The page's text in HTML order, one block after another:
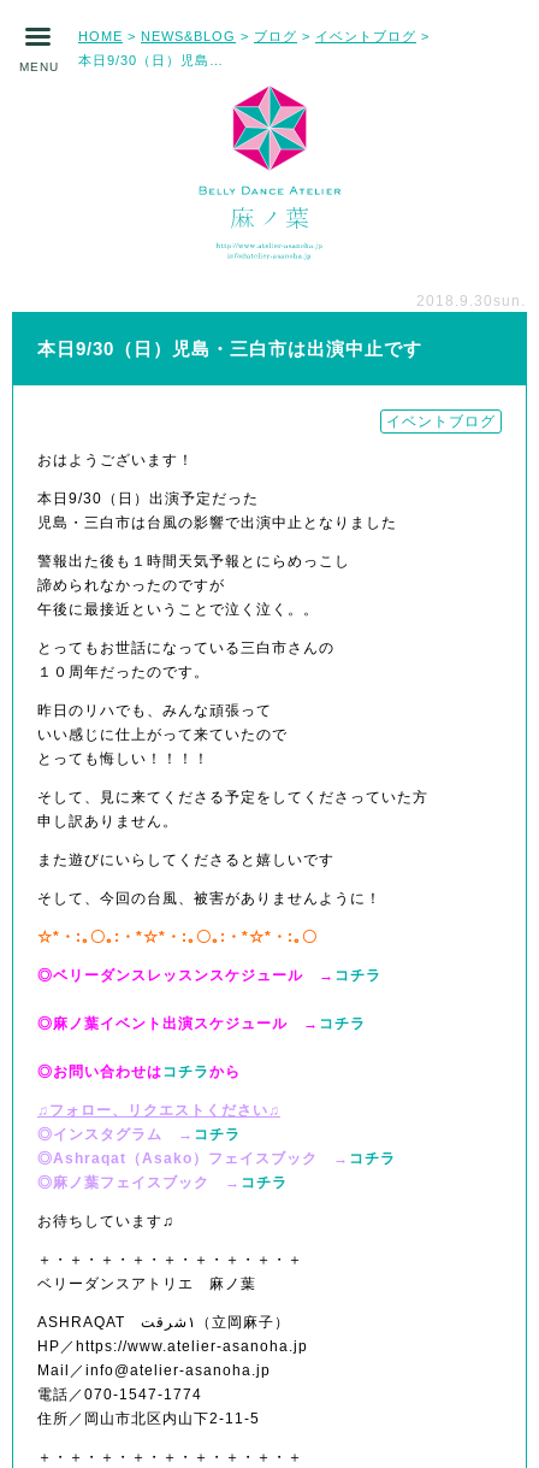
MENU
HOME > NEWS&BLOG > ブログ > イベントブログ >
2018.9.30 sun.
本日9/30（日）児島・三白市は出演中止です
イベントブログ
おはようございます！
本日9/30（日）出演予定だった
児島・三白市は台風の影響で出演中止となりました
警報出た後も１時間天気予報とにらめっこし
諦められなかったのですが
午後に最接近ということで泣く泣く。。
とってもお世話になっている三白市さんの
１０周年だったのです。
昨日のリハでも、みんな頑張って
いい感じに仕上がって来ていたので
とっても悔しい！！！！
そして、見に来てくださる予定をしてくださっていた方
申し訳ありません。
また遊びにいらしてくださると嬉しいです
そして、今回の台風、被害がありませんように！
☆*・:｡〇｡:・*☆*・:｡〇｡:・*☆*・:｡〇
◎ベリーダンスレッスンスケジュール → コチラ
◎麻ノ葉イベント出演スケジュール → コチラ
◎お問い合わせはコチラから
♫フォロー、リクエストください♫
◎インスタグラム → コチラ
◎Ashraqat（Asako）フェイスブック → コチラ
◎麻ノ葉フェイスブック → コチラ
お待ちしています♫
＋・＋・＋・＋・＋・＋・＋・＋・＋
ベリーダンスアトリエ 麻ノ葉
ASHRAQAT ١شرقت（立岡麻子）
HP／https://www.atelier-asanoha.jp
Mail／info@atelier-asanoha.jp
電話／070-1547-1774
住所／岡山市北区内山下2-11-5
＋・＋・＋・＋・＋・＋・＋・＋・＋